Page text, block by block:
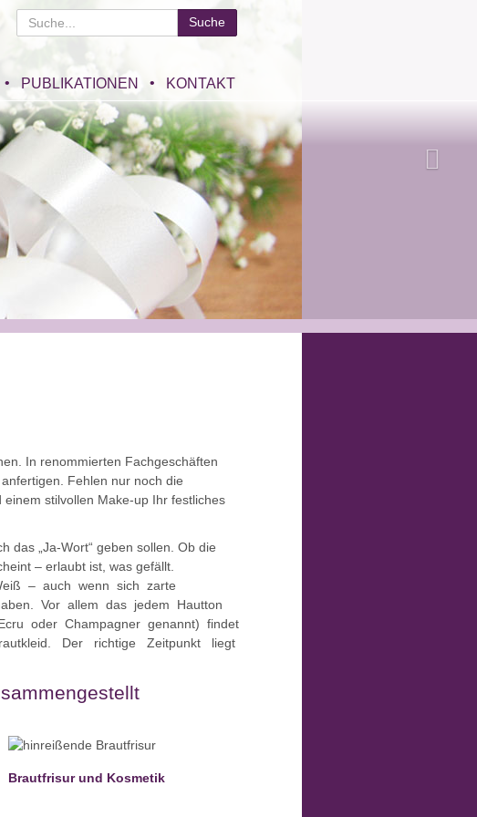
PUBLIKATIONEN KONTAKT
In renommierten Fachgeschäften
Fehlen nur noch die
stilvollen Make-up Ihr festliches
das „Ja-Wort“ geben sollen. Ob die
– erlaubt ist, was gefällt.
– auch wenn sich zarte
Vor allem das jedem Hautton
oder Champagner genannt) findet
Der richtige Zeitpunkt liegt
Brautfrisur und Kosmetik